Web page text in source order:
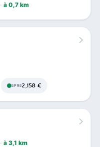
à 0,7 km
SP982,158 €
à 3,1 km